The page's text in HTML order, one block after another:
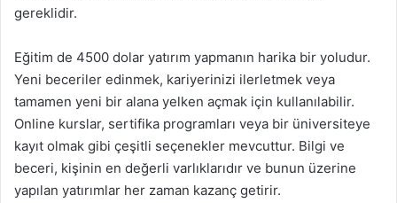
gereklidir.
Eğitim de 4500 dolar yatırım yapmanın harika bir yoludur.
Yeni beceriler edinmek, kariyerinizi ilerletmek veya
tamamen yeni bir alana yelken açmak için kullanılabilir.
Online kurslar, sertifika programları veya bir üniversiteye
kayıt olmak gibi çeşitli seçenekler mevcuttur. Bilgi ve
beceri, kişinin en değerli varlıklarıdır ve bunun üzerine
yapılan yatırımlar her zaman kazanç getirir.